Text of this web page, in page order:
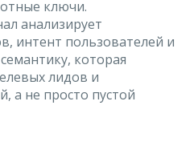
ключи.
анализирует
интент пользователей и
которая
лидов и
а не просто пустой